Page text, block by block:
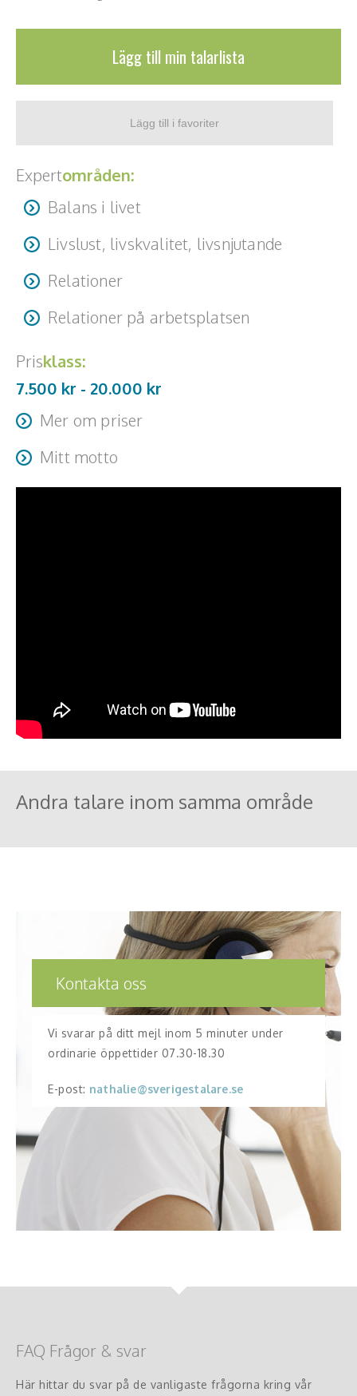
Lägg till min talarlista
Expertområden:
Balans i livet
Livslust, livskvalitet, livsnjutande
Relationer
Relationer på arbetsplatsen
Prisklass:
7.500 kr - 20.000 kr
Mer om priser
Resa + logi tillkommer
Mitt motto
"Våga mera för Vad är det bästa som kan hända då?"
Andra talare inom samma område
Kontakta oss
Vi svarar på ditt mejl inom 5 minuter under
ordinarie öppettider 07.30-18.30
E-post: nathalie@sverigestalare.se
FAQ Frågor & svar
Här hittar du svar på de vanligaste frågorna kring vår